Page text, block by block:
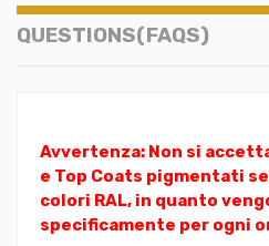
QUESTIONS(FAQS)
Avvertenza: Non si
e Top Coats pigmentati
colori RAL, in quanto
specificamente per ogni